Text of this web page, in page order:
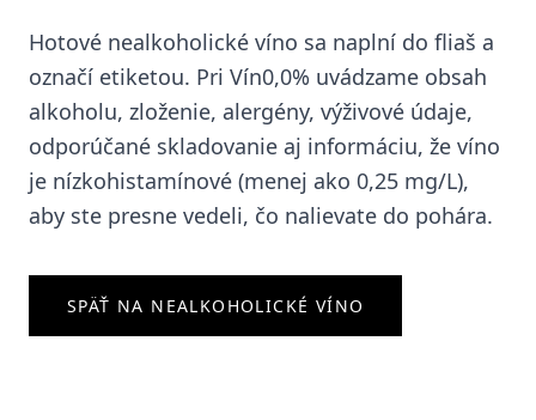
Hotové nealkoholické víno sa naplní do fliaš a
označí etiketou. Pri Vín0,0% uvádzame obsah
alkoholu, zloženie, alergény, výživové údaje,
odporúčané skladovanie aj informáciu, že víno
je nízkohistamínové (menej ako 0,25 mg/L),
aby ste presne vedeli, čo nalievate do pohára.
SPÄŤ NA NEALKOHOLICKÉ VÍNO